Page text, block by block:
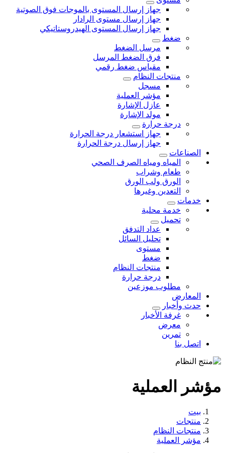
جهاز إرسال المستوى بالموجات فوق الصوتية
جهاز إرسال مستوى الرادار
جهاز إرسال المستوى الهيدروستاتيكي
ضغط
مرسل الضغط
فرق الضغط المرسل
مقياس ضغط رقمي
منتجات النظام
مسجل
مؤشر العملية
عازل الإشارة
مولد الإشارة
درجة حرارة
جهاز استشعار درجة الحرارة
جهاز إرسال درجة الحرارة
الصناعات
المياه ومياه الصرف الصحي
طعام وشراب
الورق ولب الورق
التعدين وغيرها
خدمات
خدمة محلية
تحميل
عداد التدفق
تحليل السائل
مستوى
ضغط
منتجات النظام
درجة حرارة
مطلوب موزعين
المعارض
حدث وأخبار
غرفة الأخبار
معرض
تمرين
اتصل بنا
مؤشر العملية
بيت
منتجات
منتجات النظام
مؤشر العملية